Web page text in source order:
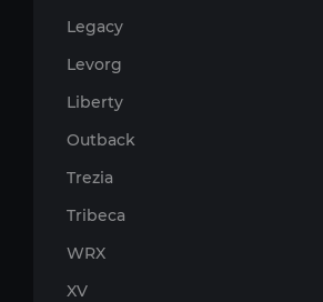
Legacy
Levorg
Liberty
Outback
Trezia
Tribeca
WRX
XV